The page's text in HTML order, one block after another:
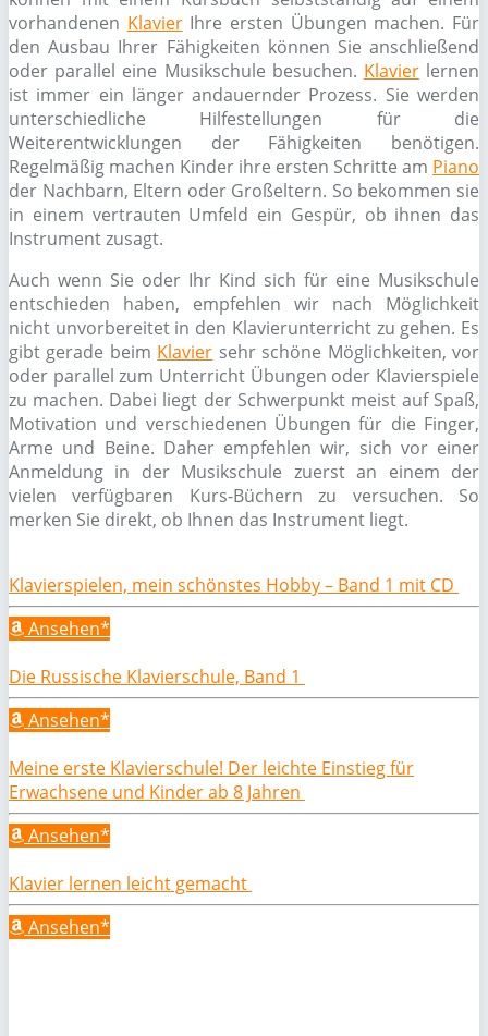
vorhandenen KlavierIhre ersten Übungen machen. Für
den Ausbau Ihrer Fähigkeiten können Sie anschließend
oder parallel eine Musikschule besuchen. Klavierlernen
ist immer ein länger andauernder Prozess. Sie werden
unterschiedliche Hilfestellungen für die
Weiterentwicklungen der Fähigkeiten benötigen.
Regelmäßig machen Kinder ihre ersten Schritte am Piano
der Nachbarn, Eltern oder Großeltern. So bekommen sie
in einem vertrauten Umfeld ein Gespür, ob ihnen das
Instrument zusagt.
Auch wenn Sie oder Ihr Kind sich für eine Musikschule
entschieden haben, empfehlen wir nach Möglichkeit
nicht unvorbereitet in den Klavierunterricht zu gehen. Es
gibt gerade beim Klavier sehr schöne Möglichkeiten, vor
oder parallel zum Unterricht Übungen oder Klavierspiele
zu machen. Dabei liegt der Schwerpunkt meist auf Spaß,
Motivation und verschiedenen Übungen für die Finger,
Arme und Beine. Daher empfehlen wir, sich vor einer
Anmeldung in der Musikschule zuerst an einem der
vielen verfügbaren Kurs-Büchern zu versuchen. So
merken Sie direkt, ob Ihnen das Instrument liegt.
Klavierspielen, mein schönstes Hobby – Band 1 mit CD
Ansehen*
Die Russische Klavierschule, Band 1
Ansehen*
Meine erste Klavierschule! Der leichte Einstieg für
Erwachsene und Kinder ab 8 Jahren
Ansehen*
Klavier lernen leicht gemacht
Ansehen*